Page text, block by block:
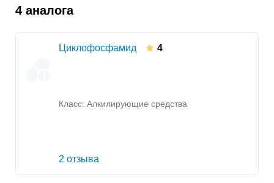
4 аналога
Циклофосфамид 4
Класс: Алкилирующие средства
2 отзыва